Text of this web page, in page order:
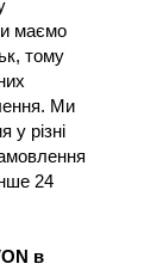
маємо
тому
Ми
у різні
24
в